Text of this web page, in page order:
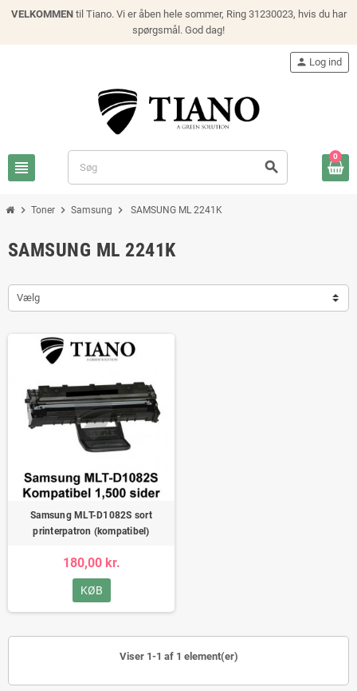
VELKOMMENtil Tiano. Vi er åben hele sommer, Ring 31230023, hvis du har
spørgsmål. God dag!
view_headline search
person Log ind
0
chevron_right Toner chevron_right Samsung chevron_right SAMSUNG ML 2241K
SAMSUNG ML 2241K
Vælg
Samsung MLT-D1082S sort
printerpatron (kompatibel)
180,00 kr.
KØB
Viser 1-1 af 1 element(er)